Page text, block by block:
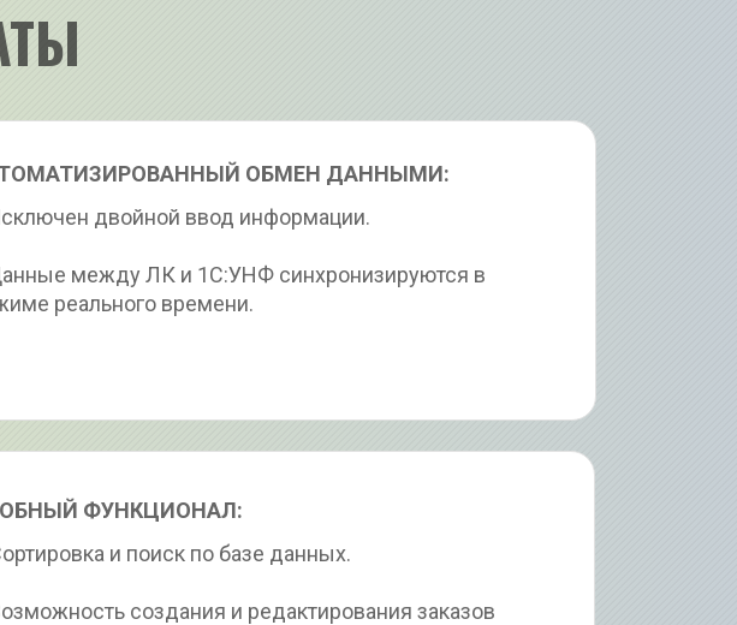
ОБМЕН ДАННЫМИ:
двойной ввод информации.
между ЛК и 1С:УНФ синхронизируются в
реального времени.
и поиск по базе данных.
создания и редактирования заказов
ФУНКЦИОНАЛ: